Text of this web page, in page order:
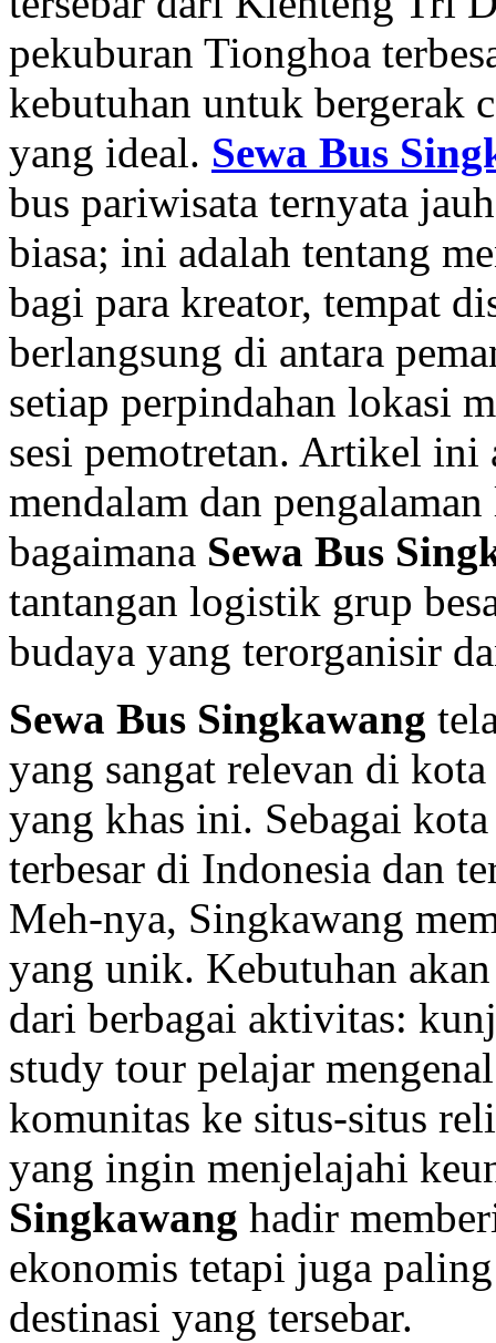
pekuburan Tionghoa
kebutuhan untuk bergerak
yang ideal. Sewa Bus
bus pariwisata ternyata
biasa; ini adalah tentang
bagi para kreator, tempat
berlangsung di antara
setiap perpindahan lokasi
sesi pemotretan. Artikel ini
mendalam dan
bagaimana Sewa Bus
tantangan logistik grup
budaya yang terorganisir
Sewa Bus Singkawang
yang sangat relevan di
yang khas ini. Sebagai
terbesar di Indonesia dan
Meh-nya, Singkawang
yang unik. Kebutuhan
dari berbagai aktivitas:
study tour pelajar
komunitas ke situs-situs
yang ingin menjelajahi
Singkawang hadir
ekonomis tetapi juga
destinasi yang tersebar.